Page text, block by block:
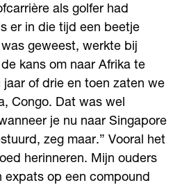
als golfer had
er in die tijd een beetje
geweest, werkte bij
kans om naar Afrika te
jaar of drie en toen zaten we
Congo. Dat was wel
je nu naar Singapore
zeg maar.” Vooral het
herinneren. Mijn ouders
expats op een compound